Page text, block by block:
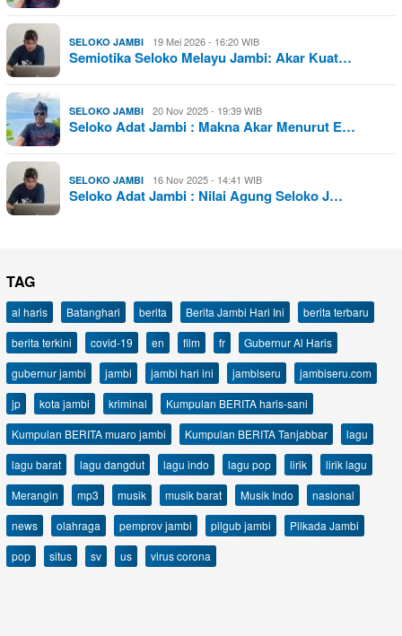
SELOKO JAMBI 19 Mei 2026 - 16:20 WIB
Semiotika Seloko Melayu Jambi: Akar Kuat…
SELOKO JAMBI 20 Nov 2025 - 19:39 WIB
Seloko Adat Jambi : Makna Akar Menurut E…
SELOKO JAMBI 16 Nov 2025 - 14:41 WIB
Seloko Adat Jambi : Nilai Agung Seloko J…
TAG
al haris Batanghari berita Berita Jambi Hari Ini
berita terbaru
berita terkini
covid-19 en film fr
Gubernur Al Haris
gubernur jambi
jambi jambi hari ini jambiseru
jambiseru.com
jp
kota jambi kriminal
Kumpulan BERITA haris-sani
Kumpulan BERITA muaro jambi
Kumpulan BERITA Tanjabbar
lagu
lagu barat
lagu dangdut lagu indo lagu pop lirik
lirik lagu
Merangin
mp3 musik musik barat Musik Indo
nasional
news
olahraga pemprov jambi pilgub jambi
Pilkada Jambi
pop
situs sv us virus corona